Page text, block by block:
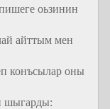
оьзинин
айттым мен
конъсылар оны
шыгарды: